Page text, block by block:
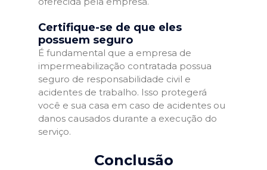
Certifique-se de que eles
possuem seguro
É fundamental que a empresa de
impermeabilização contratada possua
seguro de responsabilidade civil e
acidentes de trabalho. Isso protegerá
você e sua casa em caso de acidentes ou
danos causados durante a execução do
serviço.
Conclusão